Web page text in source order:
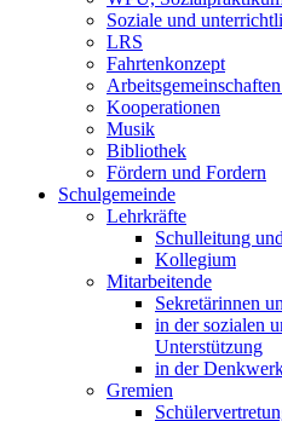
Soziale und
LRS
Fahrtenkonzept
Kooperationen
Musik
Bibliothek
Fördern und Fordern
Schulgemeinde
Lehrkräfte
Schulleitung
Kollegium
Mitarbeitende
Sekretärinnen
in der sozialen
Unterstützung
in der
Gremien